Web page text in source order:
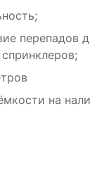
перепадов
на